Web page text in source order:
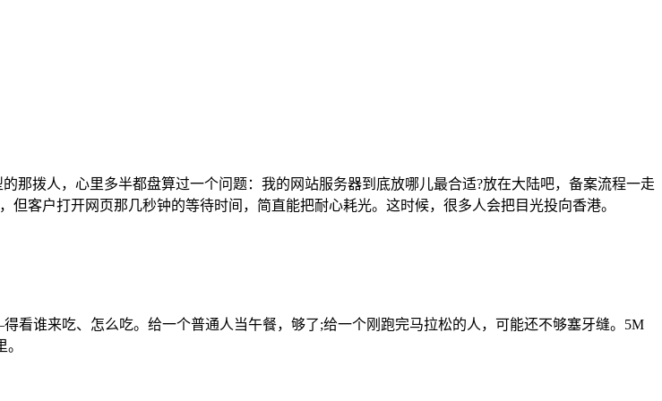
那拨人，心里多半都盘算过一个问题：我的网站服务器到底放哪儿最合适?放在大陆吧，备案流程一走
客户打开网页那几秒钟的等待时间，简直能把耐心耗光。这时候，很多人会把目光投向香港。
谁来吃、怎么吃。给一个普通人当午餐，够了;给一个刚跑完马拉松的人，可能还不够塞牙缝。5M